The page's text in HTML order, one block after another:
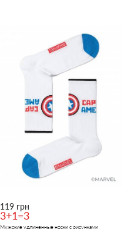
119 грн
3+1=3
Мужские удлиненные носки с рисунками